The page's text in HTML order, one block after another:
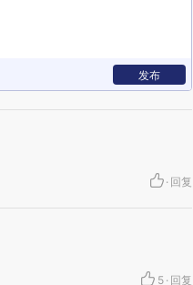
发布
· 回复
5 · 回复